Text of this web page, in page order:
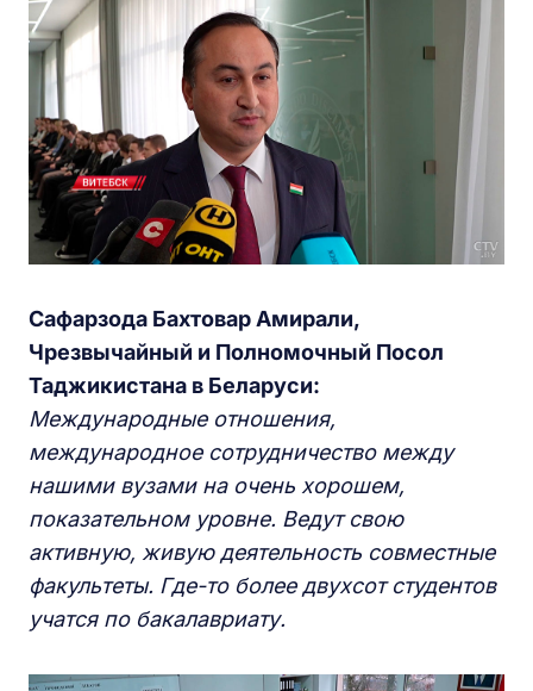
Сафарзода Бахтовар Амирали,
Чрезвычайный и Полномочный Посол
Таджикистана в Беларуси:
Международные отношения,
международное сотрудничество между
нашими вузами на очень хорошем,
показательном уровне. Ведут свою
активную, живую деятельность совместные
факультеты. Где-то более двухсот студентов
учатся по бакалавриату.